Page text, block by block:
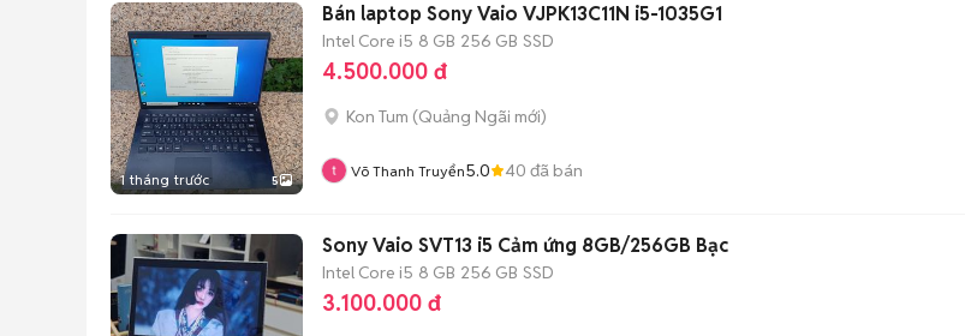
1 tháng trước 5
Bán laptop Sony Vaio VJPK13C11N i5-1035G1
Intel Core i5 8 GB 256 GB SSD
4.500.000 đ
Kon Tum (Quảng Ngãi mới)
Võ Thanh Truyển5.0 40 đã bán
Sony Vaio SVT13 i5 Cảm ứng 8GB/256GB Bạc
Intel Core i5 8 GB 256 GB SSD
3.100.000 đ